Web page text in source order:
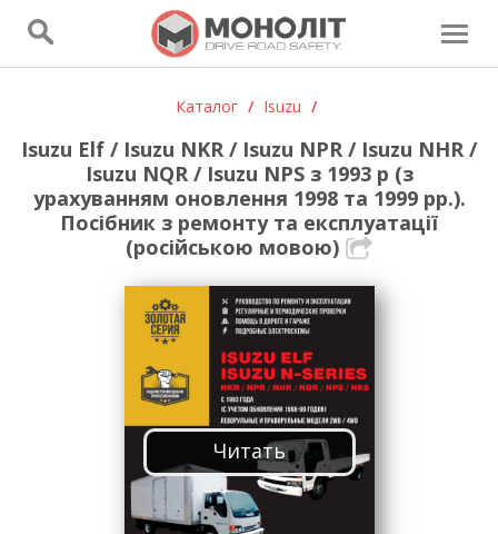
Каталог / Isuzu /
Isuzu Elf / Isuzu NKR / Isuzu NPR / Isuzu NHR /
Isuzu NQR / Isuzu NPS з 1993 р (з
урахуванням оновлення 1998 та 1999 рр.).
Посібник з ремонту та експлуатації
(російською мовою)
Читать